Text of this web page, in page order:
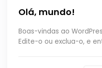
Olá, mundo!
Boas-vindas ao
Edite-o ou exclua-o, e